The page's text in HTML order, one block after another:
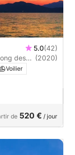
5.0(42)
(2020)
Voilier
de 520 € / jour